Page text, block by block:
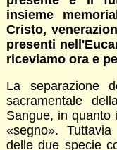
insieme
Cristo,
presenti
riceviamo ora e
La separazione
sacramentale
Sangue, in quanto
«segno».
delle due specie